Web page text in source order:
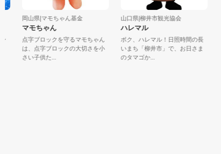
岡山県|マモちゃん基金
マモちゃん
点字ブロックを守るマモちゃん
は、点字ブロックの大切さを小
さい子供た...
山口県|柳井市観光協会
ハレマル
ボク、ハレマル！日照時間の長
いまち「柳井市」で、お日さま
のタマゴか...